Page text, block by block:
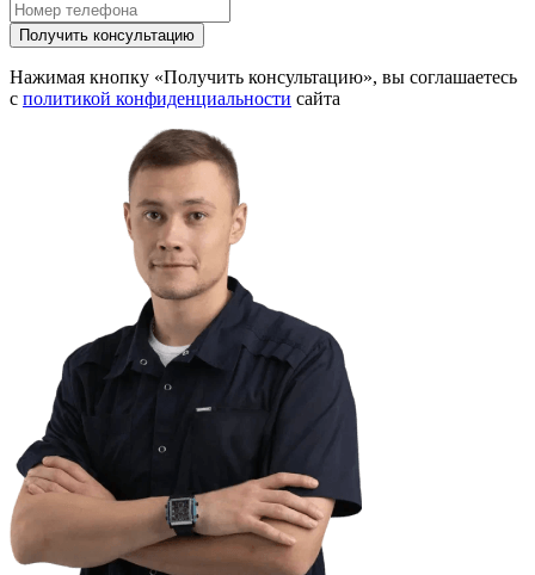
Получить консультацию
Нажимая кнопку «Получить консультацию», вы соглашаетесь
с политикой конфиденциальности сайта